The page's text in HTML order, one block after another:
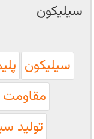
سیلیکون
سیلیکون
مقاومت
تولید